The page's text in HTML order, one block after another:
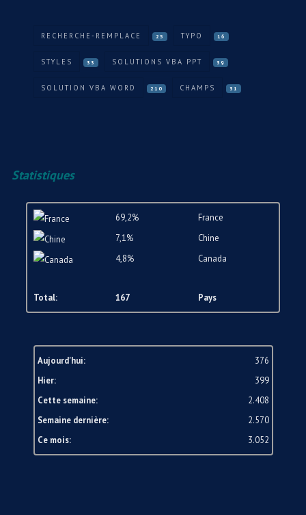
RECHERCHE-REMPLACE 25 TYPO 16
STYLES 33 SOLUTIONS VBA PPT 39
SOLUTION VBA WORD 210 CHAMPS 31
Statistiques
69,2%
France
7,1%
Chine
4,8%
Canada
Total: 167 Pays
Aujourd'hui:
376
Hier:
399
Cette semaine:
2.408
Semaine dernière:
2.570
Ce mois:
3.052